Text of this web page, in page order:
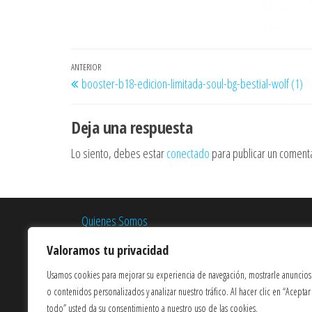
Valoramos tu privacidad
Usamos cookies para mejorar su experiencia de navegación, mostrarle anuncios
o contenidos personalizados y analizar nuestro tráfico. Al hacer clic en “Aceptar
todo” usted da su consentimiento a nuestro uso de las cookies.
Navegación
de
entradas
Entrada
anterior
ANTERIOR
booster-b18-edicion-limitada-soul-bg-bestial-wolf (1)
Deja una respuesta
Lo siento, debes estarconectado para publicar un
Quienes Somos
Términos y Condiciones
Política de Privacidad
Política de Cookies